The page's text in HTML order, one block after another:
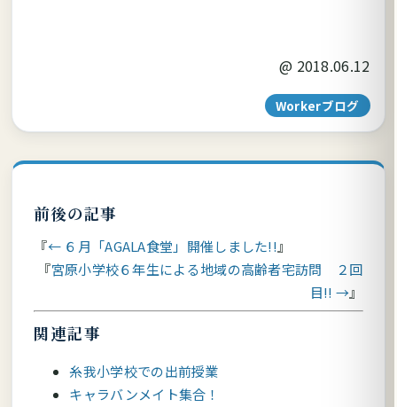
@ 2018.06.12
Workerブログ
前後の記事
← ６月「AGALA食堂」開催しました!!
宮原小学校６年生による地域の高齢者宅訪問 ２回
目!! →
関連記事
糸我小学校での出前授業
キャラバンメイト集合！